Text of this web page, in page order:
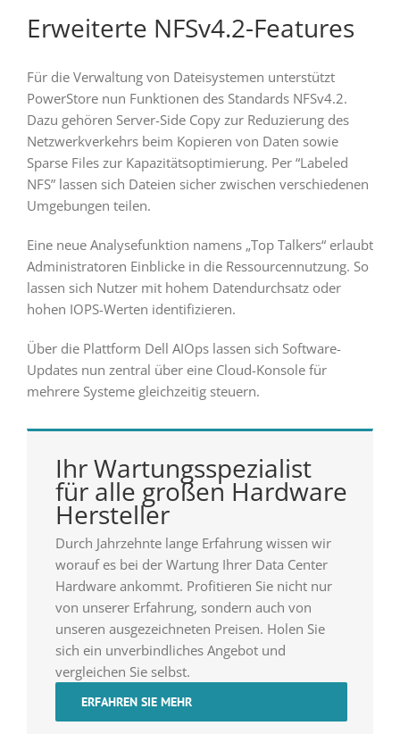
Erweiterte NFSv4.2-Features
Für die Verwaltung von Dateisystemen unterstützt
PowerStore nun Funktionen des Standards NFSv4.2.
Dazu gehören Server-Side Copy zur Reduzierung des
Netzwerkverkehrs beim Kopieren von Daten sowie
Sparse Files zur Kapazitätsoptimierung. Per “Labeled
NFS” lassen sich Dateien sicher zwischen verschiedenen
Umgebungen teilen.
Eine neue Analysefunktion namens „Top Talkers“ erlaubt
Administratoren Einblicke in die Ressourcennutzung. So
lassen sich Nutzer mit hohem Datendurchsatz oder
hohen IOPS-Werten identifizieren.
Über die Plattform Dell AIOps lassen sich Software-
Updates nun zentral über eine Cloud-Konsole für
mehrere Systeme gleichzeitig steuern.
Ihr Wartungsspezialist
für alle großen Hardware
Hersteller
Durch Jahrzehnte lange Erfahrung wissen wir
worauf es bei der Wartung Ihrer Data Center
Hardware ankommt. Profitieren Sie nicht nur
von unserer Erfahrung, sondern auch von
unseren ausgezeichneten Preisen. Holen Sie
sich ein unverbindliches Angebot und
vergleichen Sie selbst.
ERFAHREN SIE MEHR